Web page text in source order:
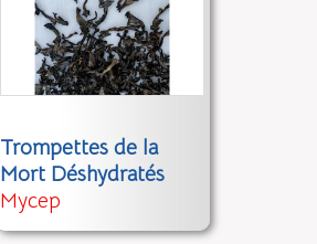
Trompettes de la
Mort Déshydratés
Mycep